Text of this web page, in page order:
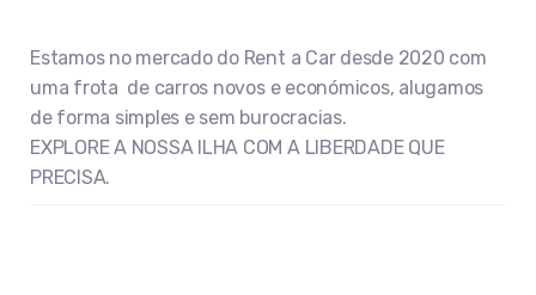
Estamos no mercado do Rent a Car desde 2020 com
uma frota de carros novos e económicos, alugamos
de forma simples e sem burocracias.
EXPLORE A NOSSA ILHA COM A LIBERDADE QUE
PRECISA.